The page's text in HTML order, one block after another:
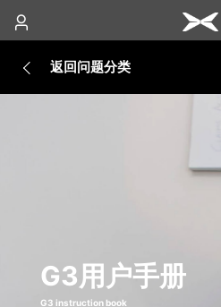
返回问题分类
G3用户手册
G3 instruction book